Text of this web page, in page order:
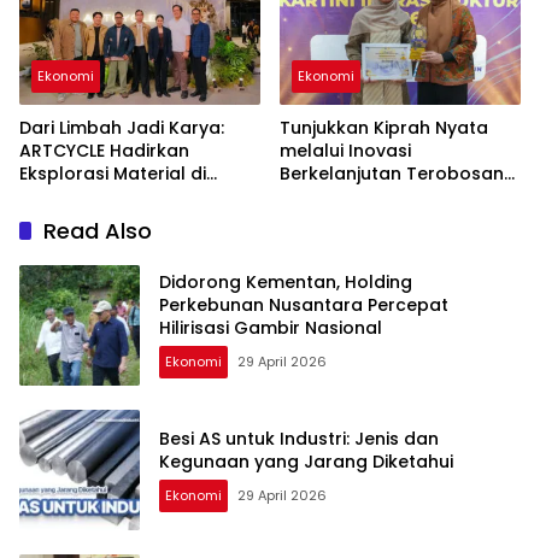
Ekonomi
Dari Limbah Jadi Karya:
ARTCYCLE Hadirkan
Eksplorasi Material di
Ekonomi
Tunjukkan Kiprah Nyata
melalui Inovasi
Berkelanjutan Terobosan
Read Also
Didorong Kementan, Holding
Perkebunan Nusantara Percepat
Hilirisasi Gambir Nasional
Ekonomi 29 April 2026
Besi AS untuk Industri: Jenis dan
Kegunaan yang Jarang Diketahui
Ekonomi 29 April 2026